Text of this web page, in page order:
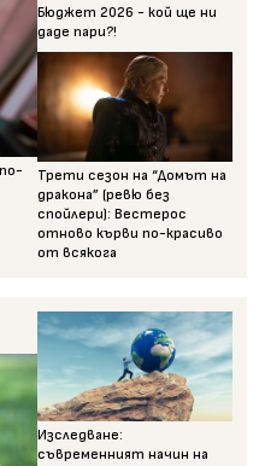
Бюджет 2026 - кой ще ни
даде пари?!
Трети сезон на “Домът на
дракона” (ревю без
спойлери): Вестерос
отново кърви по-красиво
от всякога
Изследване:
съвременният начин на